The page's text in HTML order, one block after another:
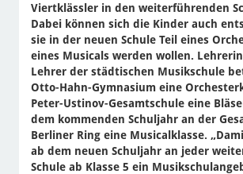
Viertklässler in den weiterführenden
Dabei können sich die Kinder auch
sie in der neuen Schule Teil eines
eines Musicals werden wollen.
Lehrer der städtischen Musikschule
Otto-Hahn-Gymnasium eine
Peter-Ustinov-Gesamtschule eine
dem kommenden Schuljahr an der
Berliner Ring eine Musicalklasse.
ab dem neuen Schuljahr an jeder
Schule ab Klasse 5 ein